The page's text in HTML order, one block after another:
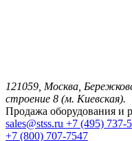
121059, Москва,
строение 8 (м. Киевская).
Продажа оборудования и
sales@stss.ru +7 (495) 737-
+7 (800) 707-7547